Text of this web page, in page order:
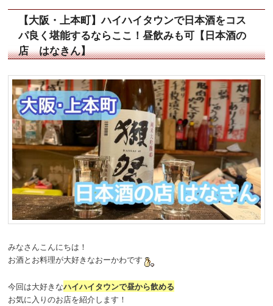
【大阪・上本町】ハイハイタウンで日本酒をコス
パ良く堪能するならここ！昼飲みも可【日本酒の
店 はなきん】
みなさんこんにちは！
お酒とお料理が大好きなおーかわです
今回は大好きなハイハイタウンで昼から飲める
お気に入りのお店を紹介します！